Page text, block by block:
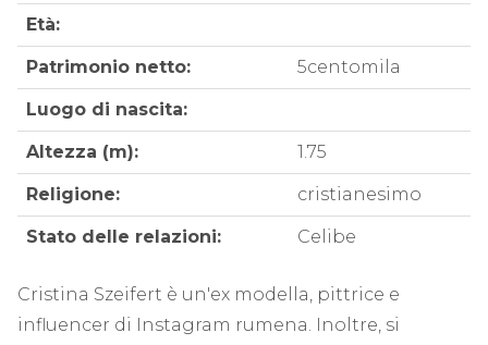
Età:
Patrimonio netto: 5centomila
Luogo di nascita:
Altezza (m): 1.75
Religione: cristianesimo
Stato delle relazioni: Celibe
Cristina Szeifert è un'ex modella, pittrice e
influencer di Instagram rumena. Inoltre, si